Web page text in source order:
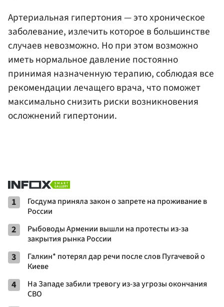
Артериальная гипертония — это хроническое
заболевание, излечить которое в большинстве
случаев невозможно. Но при этом возможно
иметь нормальное давление постоянно
принимая назначенную терапию, соблюдая все
рекомендации лечащего врача, что поможет
максимально снизить риски возникновения
осложнений гипертонии.
1
Госдума приняла закон о запрете на проживание в
России
2
Рыбоводы Армении вышли на протесты из-за
закрытия рынка России
3
Галкин* потерял дар речи после слов Пугачевой о
Киеве
4
На Западе забили тревогу из-за угрозы окончания
СВО